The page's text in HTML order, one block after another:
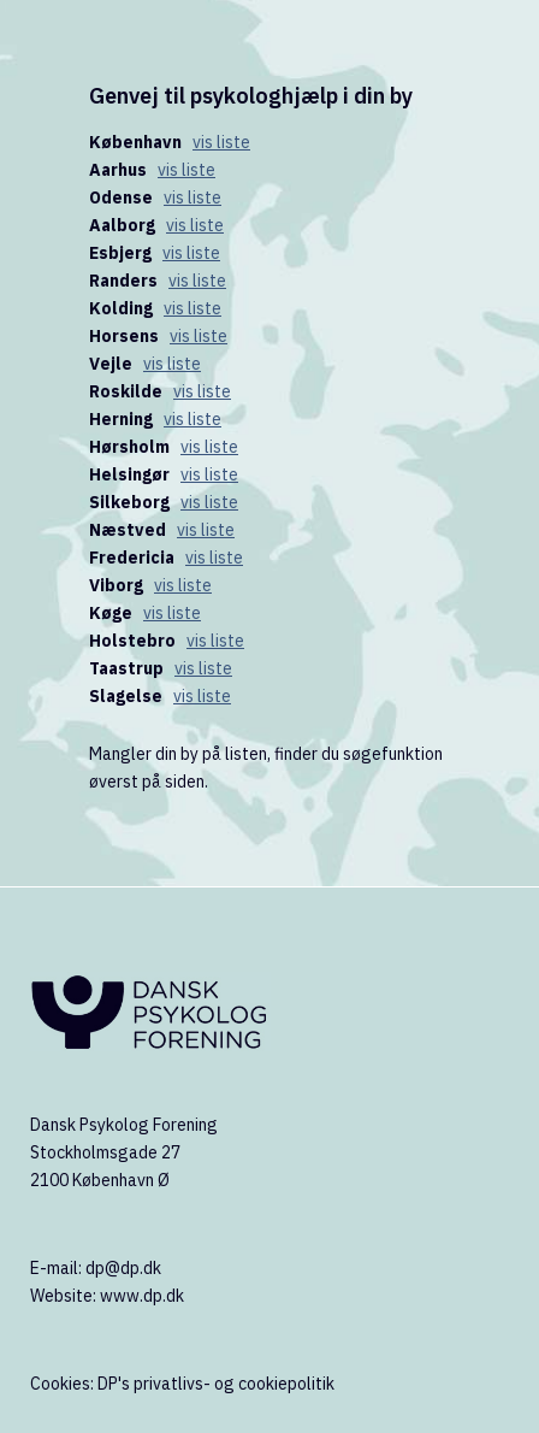
Genvej til psykologhjælp i din by
København vis liste
Aarhus vis liste
Odense vis liste
Aalborg vis liste
Esbjerg vis liste
Randers vis liste
Kolding vis liste
Horsens vis liste
Vejle vis liste
Roskilde vis liste
Herning vis liste
Hørsholm vis liste
Helsingør vis liste
Silkeborg vis liste
Næstved vis liste
Fredericia vis liste
Viborg vis liste
Køge vis liste
Holstebro vis liste
Taastrup vis liste
Slagelse vis liste
Mangler din by på listen, finder du søgefunktion
øverst på siden.
Dansk Psykolog Forening
Stockholmsgade 27
2100 København Ø
E-mail: dp@dp.dk
Website: www.dp.dk
Cookies: DP's privatlivs- og cookiepolitik